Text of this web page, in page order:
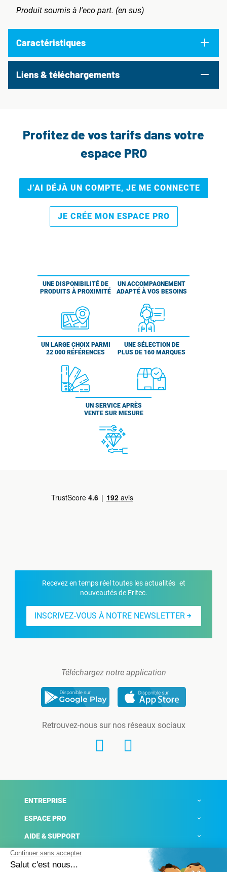
Produit soumis à l'eco part. (en sus)
Caractéristiques
Liens & téléchargements
Profitez de vos tarifs dans votre
espace PRO
J’AI DÉJÀ UN COMPTE, JE ME CONNECTE
JE CRÉE MON ESPACE PRO
UNE DISPONIBILITÉ DE
PRODUITS À PROXIMITÉ
UN ACCOMPAGNEMENT
ADAPTÉ À VOS BESOINS
UN LARGE CHOIX PARMI
22 000 RÉFÉRENCES
UNE SÉLECTION DE
PLUS DE 160 MARQUES
UN SERVICE APRÈS
VENTE SUR MESURE
Recevez en temps réel toutes les actualités et
nouveautés de Fritec.
INSCRIVEZ-VOUS À NOTRE NEWSLETTER
Téléchargez notre application
Retrouvez-nous sur nos réseaux sociaux
ENTREPRISE
ESPACE PRO
AIDE & SUPPORT
ACTUALITÉS